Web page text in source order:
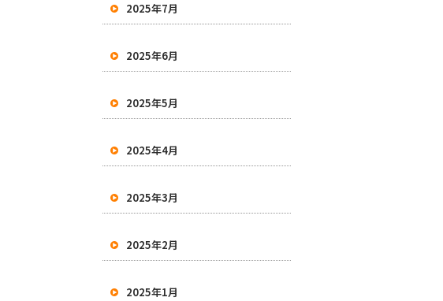
2025年7月
2025年6月
2025年5月
2025年4月
2025年3月
2025年2月
2025年1月